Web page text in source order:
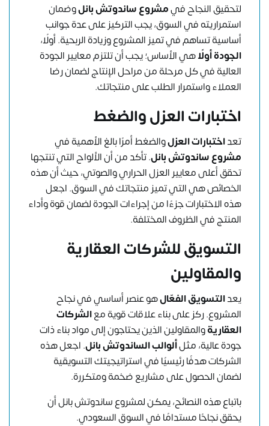
لتحقيق النجاح فيمشروع ساندوتش بانلوضمان
استمراريته في السوق، يجب التركيز على عدة جوانب
أساسية تساهم في تميز المشروع وزيادة الربحية. أولًا،
الجودة أولًاهي الأساس؛ يجب أن تلتزم معايير الجودة
العالية في كل مرحلة من مراحل الإنتاج لضمان رضا
العملاء واستمرار الطلب على منتجاتك.
اختبارات العزل والضغط
تعداختبارات العزلوالضغط أمرًا بالغ الأهمية في
مشروع ساندوتش بانل. تأكد من أن الألواح التي تنتجها
تحقق أعلى معايير العزل الحراري والصوتي، حيث أن هذه
الخصائص هي التي تميز منتجاتك في السوق. اجعل
هذه الاختبارات جزءًا من إجراءات الجودة لضمان قوة وأداء
المنتج في الظروف المختلفة.
التسويق للشركات العقارية
والمقاولين
يعدالتسويق الفعّالهو عنصر أساسي في نجاح
المشروع. ركز على بناء علاقات قوية معالشركات
العقاريةوالمقاولين الذين يحتاجون إلى مواد بناء ذات
جودة عالية، مثلألوالب الساندوتش بانل. اجعل هذه
الشركات هدفًا رئيسيًا في استراتيجيتك التسويقية
لضمان الحصول على مشاريع ضخمة ومتكررة.
باتباع هذه النصائح، يمكن لمشروع ساندوتش بانل أن
يحقق نجاحًا مستدامًا في السوق السعودي.